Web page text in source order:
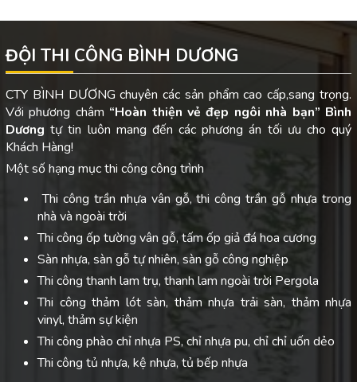
ĐỘI THI CÔNG BÌNH DƯƠNG
CTY BÌNH DƯƠNG chuyên các sản phẩm cao cấp,sang trọng.
Với phương châm “Hoàn thiện vẻ đẹp ngôi nhà bạn” Bình
Dươngtự tin luôn mang đến các phương án tối ưu cho quý
Khách Hàng!
Một số hạng mục thi công công trình
Thi công trần nhựa vân gỗ, thi công trần gỗ nhựa trong
nhà và ngoài trời
Thi công ốp tường vân gỗ, tấm ốp giả đá hoa cương
Sàn nhựa, sàn gỗ tự nhiên, sàn gỗ công nghiệp
Thi công thanh lam trụ, thanh lam ngoài trời Pergola
Thi công thảm lót sàn, thảm nhựa trải sàn, thảm nhựa
vinyl, thảm sự kiện
Thi công phào chỉ nhựa PS, chỉ nhựa pu, chỉ chỉ uốn dẻo
Thi công tủ nhựa, kệ nhựa, tủ bếp nhựa